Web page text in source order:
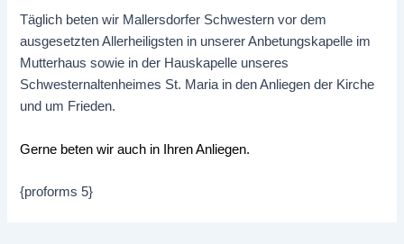
Täglich beten wir Mallersdorfer Schwestern vor dem
ausgesetzten Allerheiligsten in unserer Anbetungskapelle im
Mutterhaus sowie in der Hauskapelle unseres
Schwesternaltenheimes St. Maria in den Anliegen der Kirche
und um Frieden.
Gerne beten wir auch in Ihren Anliegen.
{proforms 5}